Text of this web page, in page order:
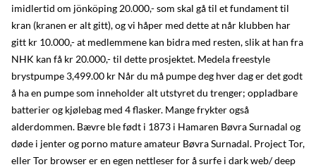
imidlertid om jönköping 20.000,- som skal gå til et fundament til
kran (kranen er alt gitt), og vi håper med dette at når klubben har
gitt kr 10.000,- at medlemmene kan bidra med resten, slik at han fra
NHK kan få kr 20.000,- til dette prosjektet. Medela freestyle
brystpumpe 3,499.00 kr Når du må pumpe deg hver dag er det godt
å ha en pumpe som inneholder alt utstyret du trenger; oppladbare
batterier og kjølebag med 4 flasker. Mange frykter også
alderdommen. Bævre ble født i 1873 i Hamaren Bøvra Surnadal og
døde i jenter og porno mature amateur Bøvra Surnadal. Project Tor,
eller Tor browser er en egen nettleser for å surfe i dark web/ deep